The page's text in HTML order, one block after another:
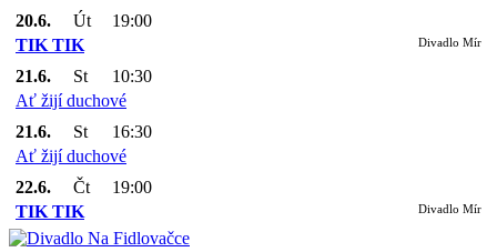
20.6.
Út
19:00
TIK TIK
Divadlo Mír
21.6. St
10:30
Ať žijí duchové
21.6.
St
16:30
Ať žijí duchové
22.6.
Čt
19:00
TIK TIK
Divadlo Mír